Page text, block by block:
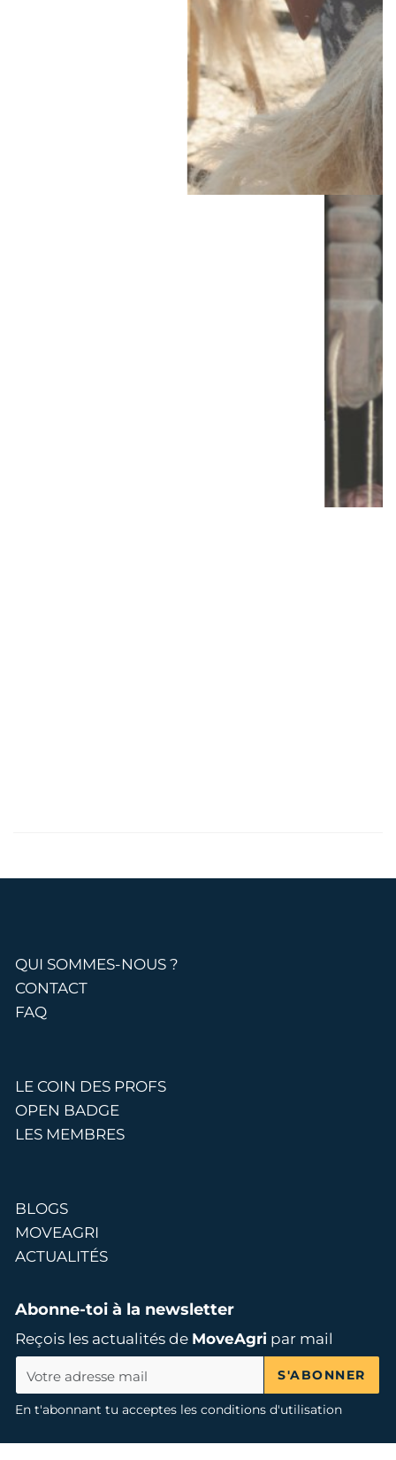
QUI SOMMES-NOUS ?
CONTACT
FAQ
LE COIN DES PROFS
OPEN BADGE
LES MEMBRES
BLOGS
MOVEAGRI
ACTUALITÉS
Abonne-toi à la newsletter
Reçois les actualités de MoveAgripar mail
S'ABONNER
En t'abonnant tu acceptes les conditions d'utilisation